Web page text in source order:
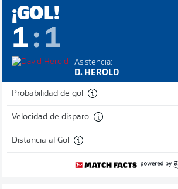
¡GOL!
1: 1
Asistencia:
D. HEROLD
Probabilidad de gol
Velocidad de disparo
Distancia al Gol